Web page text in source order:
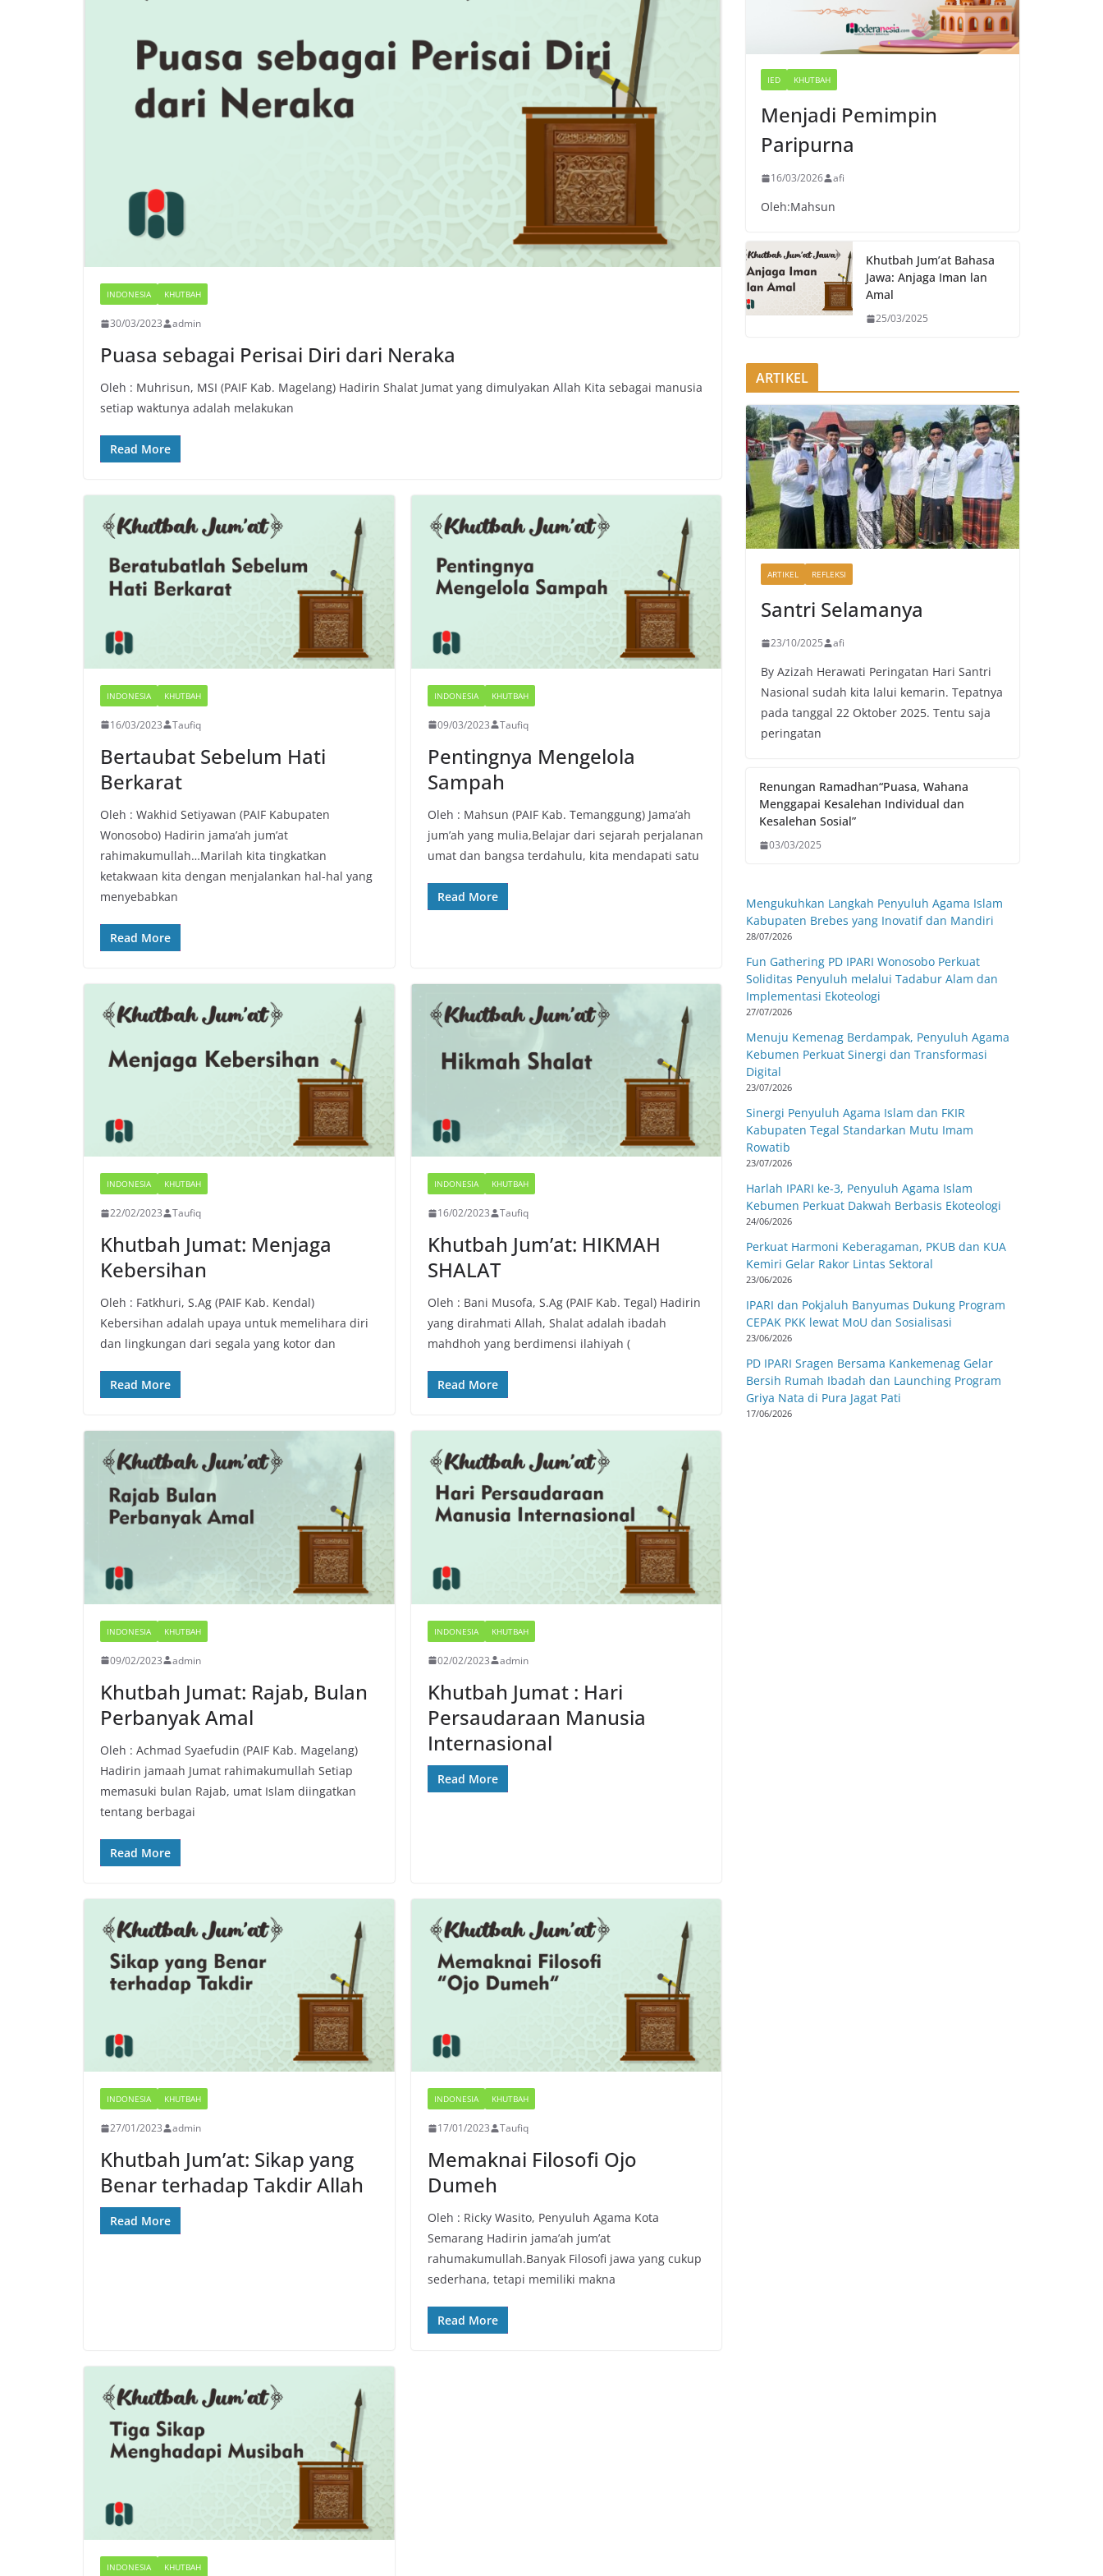
INDONESIA KHUTBAH
30/03/2023 admin
Puasa sebagai Perisai Diri dari Neraka
Oleh : Muhrisun, MSI (PAIF Kab. Magelang) Hadirin Shalat Jumat yang dimulyakan Allah Kita sebagai manusia
setiap waktunya adalah melakukan
Read More
INDONESIA KHUTBAH
16/03/2023 Taufiq
Bertaubat Sebelum Hati
Berkarat
Oleh : Wakhid Setiyawan (PAIF Kabupaten
Wonosobo) Hadirin jama’ah jum’at
rahimakumullah…Marilah kita tingkatkan
ketakwaan kita dengan menjalankan hal-hal yang
menyebabkan
Read More
INDONESIA KHUTBAH
09/03/2023 Taufiq
Pentingnya Mengelola
Sampah
Oleh : Mahsun (PAIF Kab. Temanggung) Jama’ah
jum’ah yang mulia,Belajar dari sejarah perjalanan
umat dan bangsa terdahulu, kita mendapati satu
Read More
INDONESIA KHUTBAH
22/02/2023 Taufiq
Khutbah Jumat: Menjaga
Kebersihan
Oleh : Fatkhuri, S.Ag (PAIF Kab. Kendal)
Kebersihan adalah upaya untuk memelihara diri
dan lingkungan dari segala yang kotor dan
Read More
INDONESIA KHUTBAH
16/02/2023 Taufiq
Khutbah Jum’at: HIKMAH
SHALAT
Oleh : Bani Musofa, S.Ag (PAIF Kab. Tegal) Hadirin
yang dirahmati Allah, Shalat adalah ibadah
mahdhoh yang berdimensi ilahiyah (
Read More
INDONESIA KHUTBAH
09/02/2023 admin
Khutbah Jumat: Rajab, Bulan
Perbanyak Amal
Oleh : Achmad Syaefudin (PAIF Kab. Magelang)
Hadirin jamaah Jumat rahimakumullah Setiap
memasuki bulan Rajab, umat Islam diingatkan
tentang berbagai
Read More
INDONESIA KHUTBAH
02/02/2023 admin
Khutbah Jumat : Hari
Persaudaraan Manusia
Internasional
Read More
INDONESIA KHUTBAH
27/01/2023 admin
Khutbah Jum’at: Sikap yang
Benar terhadap Takdir Allah
Read More
INDONESIA KHUTBAH
17/01/2023 Taufiq
Memaknai Filosofi Ojo
Dumeh
Oleh : Ricky Wasito, Penyuluh Agama Kota
Semarang Hadirin jama’ah jum’at
rahumakumullah.Banyak Filosofi jawa yang cukup
sederhana, tetapi memiliki makna
Read More
INDONESIA KHUTBAH
IED KHUTBAH
Menjadi Pemimpin
Paripurna
16/03/2026 afi
Oleh:Mahsun
Khutbah Jum’at Bahasa
Jawa: Anjaga Iman lan
Amal
25/03/2025
ARTIKEL
ARTIKEL REFLEKSI
Santri Selamanya
23/10/2025 afi
By Azizah Herawati Peringatan Hari Santri
Nasional sudah kita lalui kemarin. Tepatnya
pada tanggal 22 Oktober 2025. Tentu saja
peringatan
Renungan Ramadhan“Puasa, Wahana
Menggapai Kesalehan Individual dan
Kesalehan Sosial”
03/03/2025
Mengukuhkan Langkah Penyuluh Agama Islam
Kabupaten Brebes yang Inovatif dan Mandiri
28/07/2026
Fun Gathering PD IPARI Wonosobo Perkuat
Soliditas Penyuluh melalui Tadabur Alam dan
Implementasi Ekoteologi
27/07/2026
Menuju Kemenag Berdampak, Penyuluh Agama
Kebumen Perkuat Sinergi dan Transformasi
Digital
23/07/2026
Sinergi Penyuluh Agama Islam dan FKIR
Kabupaten Tegal Standarkan Mutu Imam
Rowatib
23/07/2026
Harlah IPARI ke-3, Penyuluh Agama Islam
Kebumen Perkuat Dakwah Berbasis Ekoteologi
24/06/2026
Perkuat Harmoni Keberagaman, PKUB dan KUA
Kemiri Gelar Rakor Lintas Sektoral
23/06/2026
IPARI dan Pokjaluh Banyumas Dukung Program
CEPAK PKK lewat MoU dan Sosialisasi
23/06/2026
PD IPARI Sragen Bersama Kankemenag Gelar
Bersih Rumah Ibadah dan Launching Program
Griya Nata di Pura Jagat Pati
17/06/2026